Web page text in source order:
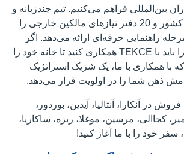
بین‌المللی فراهم می‌کنیم. تیم چندزبانه و
چندفرهنگی ما در 5 کشور و 20 دفتر نیازهای مالکین خارجی را
راهنمایی حرفه‌ای ارائه می‌دهد. اگر
تعجب می‌کنید که چرا باید با TEKCE همکاری کنید تا خانه خود را
که با همکاری با ما، یک شریک استراتژیک
ذهن شما را در اولویت قرار می‌دهد.
در آنکارا، آنتالیا، آیدین، بوردور،
کجاالی، مرسین، موغلا، ریزه، ساکاریا،
سفر خود را با ما آغاز کنید!